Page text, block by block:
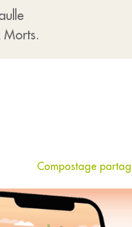
Morts.
Compostage